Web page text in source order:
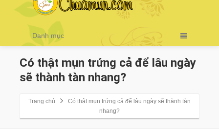
Danh mục
Có thật mụn trứng cả để lâu ngày
sẽ thành tàn nhang?
Trang chủ
Có thật mụn trứng cả để lâu ngày sẽ thành tàn
nhang?